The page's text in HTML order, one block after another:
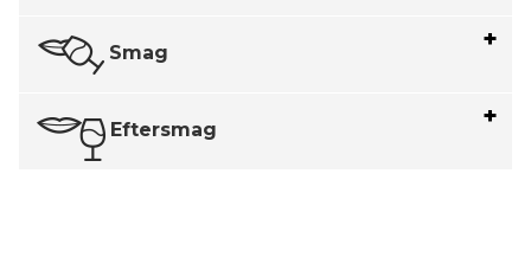
Smag
Eftersmag